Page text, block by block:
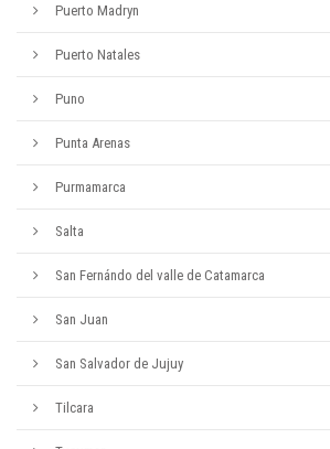
Puerto Madryn
Puerto Natales
Puno
Punta Arenas
Purmamarca
Salta
San Fernándo del valle de Catamarca
San Juan
San Salvador de Jujuy
Tilcara